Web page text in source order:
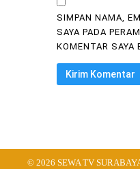
SIMPAN NAMA,
SAYA PADA
KOMENTAR SAYA
© 2026 SEWA TV